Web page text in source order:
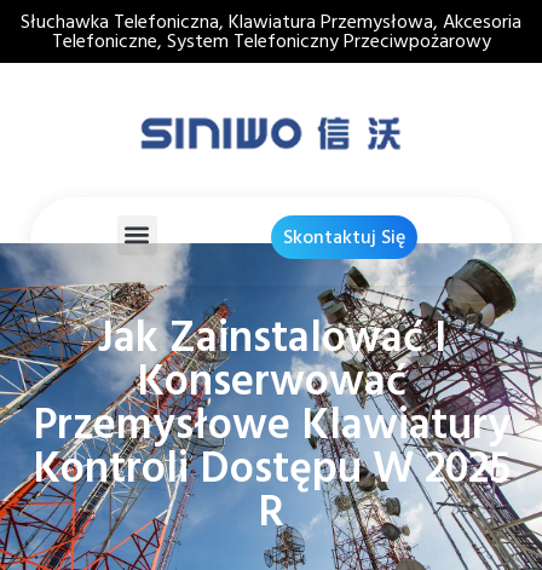
Słuchawka Telefoniczna, Klawiatura Przemysłowa, Akcesoria
Telefoniczne, System Telefoniczny Przeciwpożarowy
Skontaktuj Się
Jak Zainstalować I
Konserwować
Przemysłowe Klawiatury
Kontroli Dostępu W 2025
R